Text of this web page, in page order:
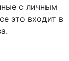
с личным
это входит в